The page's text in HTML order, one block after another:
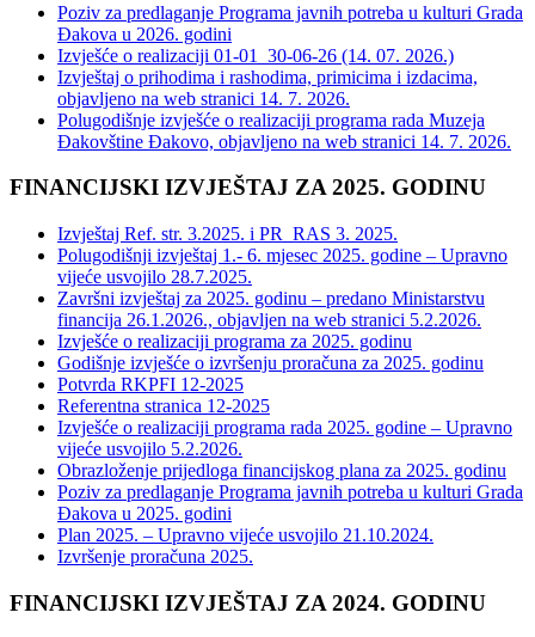
Poziv za predlaganje Programa javnih potreba u kulturi Grada
Đakova u 2026. godini
Izvješće o realizaciji 01-01_30-06-26 (14. 07. 2026.)
Izvještaj o prihodima i rashodima, primicima i izdacima,
objavljeno na web stranici 14. 7. 2026.
Polugodišnje izvješće o realizaciji programa rada Muzeja
Đakovštine Đakovo, objavljeno na web stranici 14. 7. 2026.
FINANCIJSKI IZVJEŠTAJ ZA 2025. GODINU
Izvještaj Ref. str. 3.2025. i PR_RAS 3. 2025.
Polugodišnji izvještaj 1.- 6. mjesec 2025. godine – Upravno
vijeće usvojilo 28.7.2025.
Završni izvještaj za 2025. godinu – predano Ministarstvu
financija 26.1.2026., objavljen na web stranici 5.2.2026.
Izvješće o realizaciji programa za 2025. godinu
Godišnje izvješće o izvršenju proračuna za 2025. godinu
Potvrda RKPFI 12-2025
Referentna stranica 12-2025
Izvješće o realizaciji programa rada 2025. godine – Upravno
vijeće usvojilo 5.2.2026.
Obrazloženje prijedloga financijskog plana za 2025. godinu
Poziv za predlaganje Programa javnih potreba u kulturi Grada
Đakova u 2025. godini
Plan 2025. – Upravno vijeće usvojilo 21.10.2024.
Izvršenje proračuna 2025.
FINANCIJSKI IZVJEŠTAJ ZA 2024. GODINU